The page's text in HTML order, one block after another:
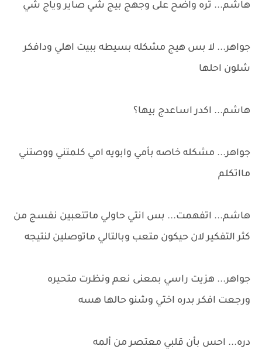
هاشم... تره واضح على وجهج بيج شي صاير وياج شي
جواهر... لا بس هيج مشكله بسيطه ببيت اهلي ودافكر
شلون احلها
هاشم... اكدر اساعدج بيها؟
جواهر... مشكله خاصه بأمي وابويه امي كلمتني ووصتني
مااتكلم
هاشم... اتفهمت... بس انتي حاولي ماتتعبين نفسج من
كثر التفكير لان حيكون متعب وبالتالي ماتوصلين لنتيجه
جواهر... هزيت راسي بمعنى نعم ونظرت متحيره
ورجعت افكر بدره اختي وشنو حالها هسه
دره... احس بأن قلبي معتصر من ألمه